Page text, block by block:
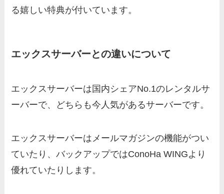
る嬉しい特典が付いています。
エックスサーバーとの違いについて
エックスサーバーは国内シェアNo.1のレンタルサ
ーバーで、どちらも今人気があるサーバーです。
エックスサーバーはメールマガジンの機能がつい
ていたり、バックアップではConoHa WINGより
優れていたりします。